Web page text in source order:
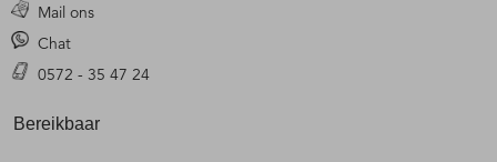
Mail ons
Chat
0572 - 35 47 24
Bereikbaar